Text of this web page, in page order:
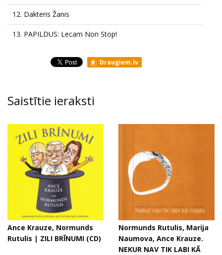
12. Dakteris Žanis
13. PAPILDUS: Lecam Non Stop!
Draugiem.lv
Saistītie ieraksti
Ance Krauze, Normunds
Rutulis | ZILI BRĪNUMI (CD)
Normunds Rutulis, Marija
Naumova, Ance Krauze.
NEKUR NAV TIK LABI KĀ